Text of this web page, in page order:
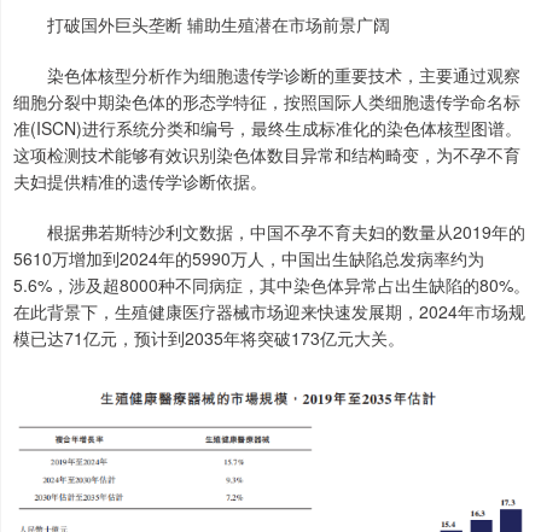
打破国外巨头垄断 辅助生殖潜在市场前景广阔
染色体核型分析作为细胞遗传学诊断的重要技术，主要通过观察
细胞分裂中期染色体的形态学特征，按照国际人类细胞遗传学命名标
准(ISCN)进行系统分类和编号，最终生成标准化的染色体核型图谱。
这项检测技术能够有效识别染色体数目异常和结构畸变，为不孕不育
夫妇提供精准的遗传学诊断依据。
根据弗若斯特沙利文数据，中国不孕不育夫妇的数量从2019年的
5610万增加到2024年的5990万人，中国出生缺陷总发病率约为
5.6%，涉及超8000种不同病症，其中染色体异常占出生缺陷的80%。
在此背景下，生殖健康医疗器械市场迎来快速发展期，2024年市场规
模已达71亿元，预计到2035年将突破173亿元大关。